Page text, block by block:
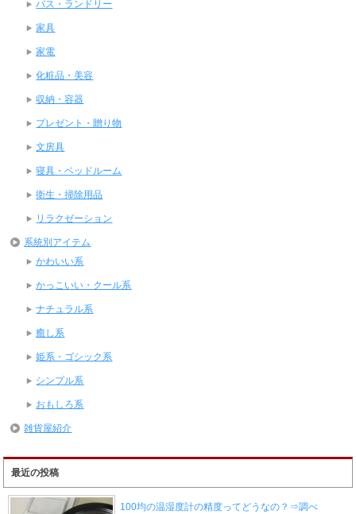
バス・ランドリー
家具
家電
化粧品・美容
収納・容器
プレゼント・贈り物
文房具
寝具・ベッドルーム
衛生・掃除用品
リラクゼーション
系統別アイテム
かわいい系
かっこいい・クール系
ナチュラル系
癒し系
姫系・ゴシック系
シンプル系
おもしろ系
雑貨屋紹介
最近の投稿
100均の温湿度計の精度ってどうなの？⇒調べ